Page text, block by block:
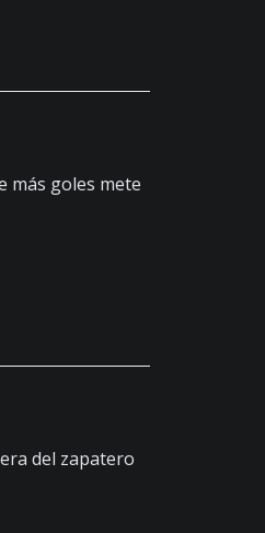
más goles mete
del zapatero